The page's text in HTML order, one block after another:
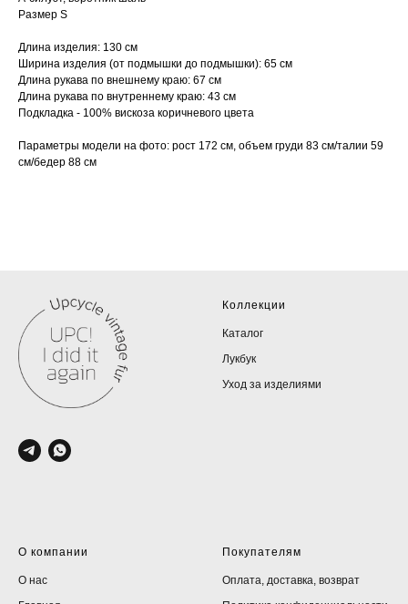
Размер S
Длина изделия: 130 см
Ширина изделия (от подмышки до подмышки): 65 см
Длина рукава по внешнему краю: 67 см
Длина рукава по внутреннему краю: 43 см
Подкладка - 100% вискоза коричневого цвета
Параметры модели на фото: рост 172 см, объем груди 83 см/талии 59
см/бедер 88 см
Коллекции
Каталог
Лукбук
Уход за изделиями
О компании
О нас
Покупателям
Оплата, доставка, возврат